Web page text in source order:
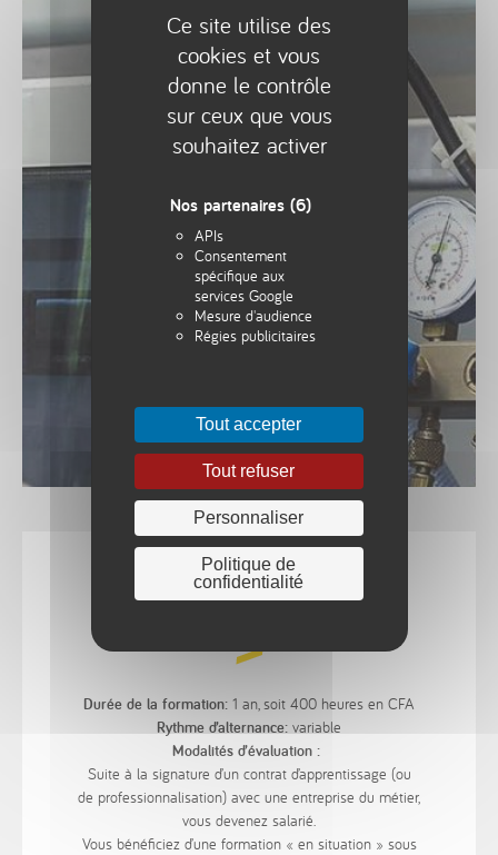
Ce site utilise des
cookies et vous
donne le contrôle
sur ceux que vous
souhaitez activer
Nos partenaires (6)
APIs
Consentement
spécifique aux
services Google
Mesure d'audience
Régies publicitaires
Tout accepter
Tout refuser
Personnaliser
Politique de
confidentialité
Durée de la formation: 1 an, soit 400 heures en CFA
Rythme d’alternance: variable
Modalités d’évaluation :
Suite à la signature d’un contrat d’apprentissage (ou
de professionnalisation) avec une entreprise du métier,
vous devenez salarié.
Vous bénéficiez d’une formation « en situation » sous